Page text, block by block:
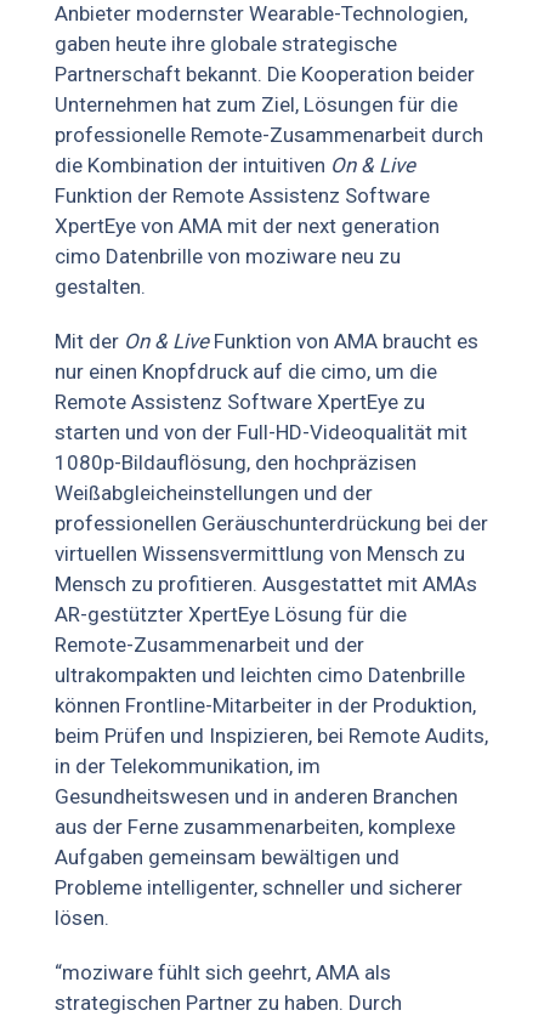
Anbieter modernster Wearable-Technologien,
gaben heute ihre globale strategische
Partnerschaft bekannt. Die Kooperation beider
Unternehmen hat zum Ziel, Lösungen für die
professionelle Remote-Zusammenarbeit durch
die Kombination der intuitiven On & Live
Funktion der Remote Assistenz Software
XpertEye von AMA mit der next generation
cimo Datenbrille von moziware neu zu
gestalten.
Mit der On & Live Funktion von AMA braucht es
nur einen Knopfdruck auf die cimo, um die
Remote Assistenz Software XpertEye zu
starten und von der Full-HD-Videoqualität mit
1080p-Bildauflösung, den hochpräzisen
Weißabgleicheinstellungen und der
professionellen Geräuschunterdrückung bei der
virtuellen Wissensvermittlung von Mensch zu
Mensch zu profitieren. Ausgestattet mit AMAs
AR-gestützter XpertEye Lösung für die
Remote-Zusammenarbeit und der
ultrakompakten und leichten cimo Datenbrille
können Frontline-Mitarbeiter in der Produktion,
beim Prüfen und Inspizieren, bei Remote Audits,
in der Telekommunikation, im
Gesundheitswesen und in anderen Branchen
aus der Ferne zusammenarbeiten, komplexe
Aufgaben gemeinsam bewältigen und
Probleme intelligenter, schneller und sicherer
lösen.
“moziware fühlt sich geehrt, AMA als
strategischen Partner zu haben. Durch